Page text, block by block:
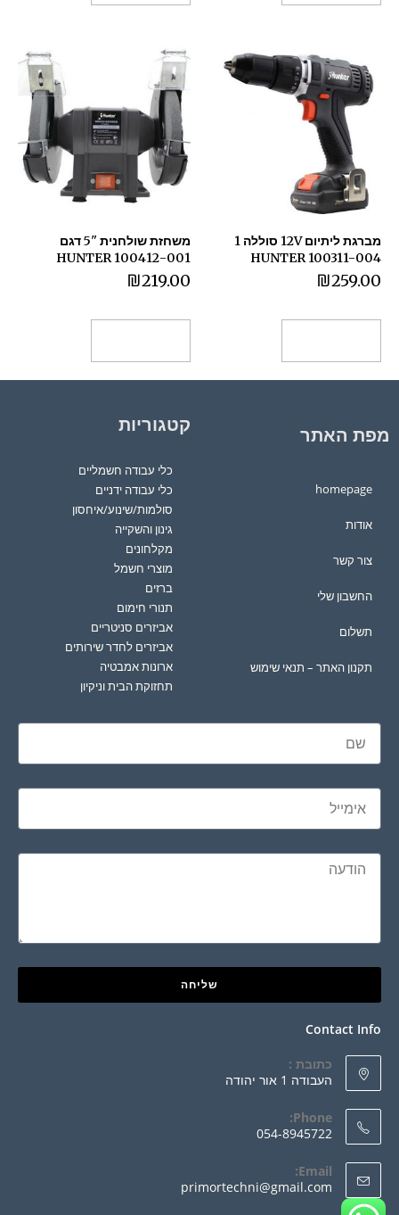
מברגת ליתיום 12V סוללה 1
HUNTER 100311-004
₪259.00
משחזת שולחנית "5 דגם
100412-001 HUNTER
₪219.00
מפת האתר
homepage
אודות
צור קשר
החשבון שלי
תשלום
תקנון האתר – תנאי שימוש
קטגוריות
כלי עבודה חשמליים
כלי עבודה ידניים
סולמות/שינוע/איחסון
גינון והשקייה
מקלחונים
מוצרי חשמל
ברזים
תנורי חימום
אביזרים סניטריים
אביזרים לחדר שירותים
ארונות אמבטיה
תחזוקת הבית וניקיון
שליחה
Contact Info
כתובת :
העבודה 1 אור יהודה
Phone:
054-8945722
Email:
primortechni@gmail.com